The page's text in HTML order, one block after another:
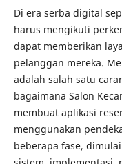
Di era serba digital
harus mengikuti
dapat memberikan
pelanggan mereka.
adalah salah satu
bagaimana Salon
membuat aplikasi
menggunakan
beberapa fase,